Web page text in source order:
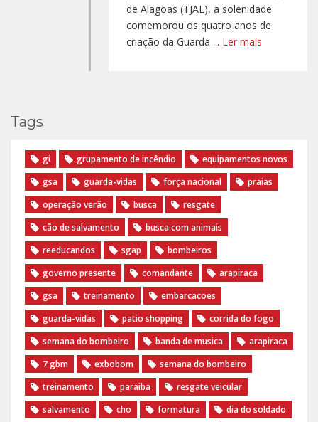
de Alagoas (TJAL), a solenidade
comemorou os quatro anos de
criação da Guarda ... Ler mais
Tags
gi grupamento de incêndio
equipamentos novos
gsa
guarda-vidas força nacional
praias
operação verão
busca
resgate
cão de salvamento
busca com animais
reeducandos
sgap
bombeiros
governo presente
comandante
arapiraca
gsa
treinamento
embarcacoes
guarda-vidas
patio shopping
corrida do fogo
semana do bombeiro
banda de musica
arapiraca
7 gbm
exbobom
semana do bombeiro
treinamento
paraiba
resgate veicular
salvamento
cho formatura
dia do soldado